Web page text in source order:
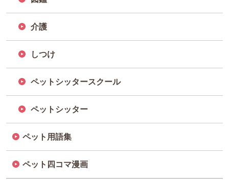
介護
しつけ
ペットシッタースクール
ペットシッター
ペット用語集
ペット四コマ漫画